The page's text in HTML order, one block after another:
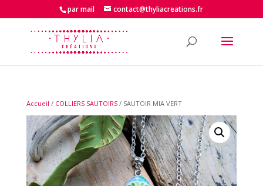
par mail contact@thyliacreations.fr
Accueil / COLLIERS SAUTOIRS/ SAUTOIR MIA VERT